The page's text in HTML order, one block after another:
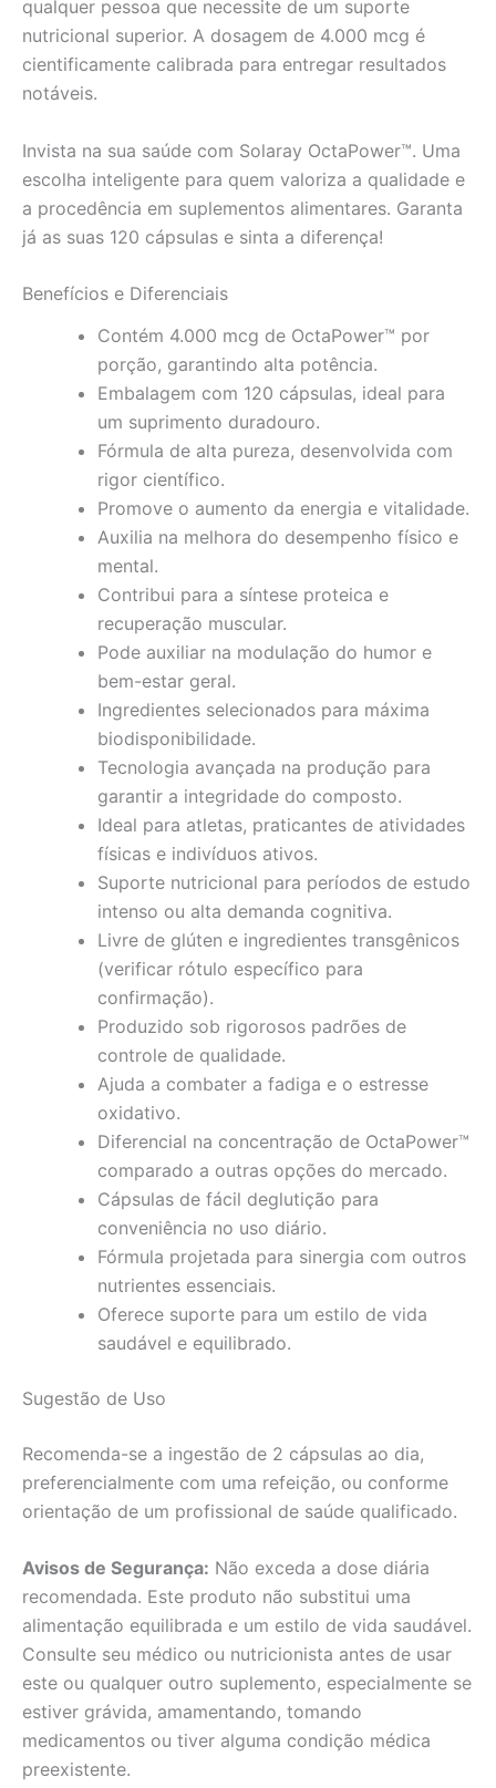
qualquer pessoa que necessite de um suporte
nutricional superior. A dosagem de 4.000 mcg é
cientificamente calibrada para entregar resultados
notáveis.
Invista na sua saúde com Solaray OctaPower™. Uma
escolha inteligente para quem valoriza a qualidade e
a procedência em suplementos alimentares. Garanta
já as suas 120 cápsulas e sinta a diferença!
Benefícios e Diferenciais
Contém 4.000 mcg de OctaPower™ por
porção, garantindo alta potência.
Embalagem com 120 cápsulas, ideal para
um suprimento duradouro.
Fórmula de alta pureza, desenvolvida com
rigor científico.
Promove o aumento da energia e vitalidade.
Auxilia na melhora do desempenho físico e
mental.
Contribui para a síntese proteica e
recuperação muscular.
Pode auxiliar na modulação do humor e
bem-estar geral.
Ingredientes selecionados para máxima
biodisponibilidade.
Tecnologia avançada na produção para
garantir a integridade do composto.
Ideal para atletas, praticantes de atividades
físicas e indivíduos ativos.
Suporte nutricional para períodos de estudo
intenso ou alta demanda cognitiva.
Livre de glúten e ingredientes transgênicos
(verificar rótulo específico para
confirmação).
Produzido sob rigorosos padrões de
controle de qualidade.
Ajuda a combater a fadiga e o estresse
oxidativo.
Diferencial na concentração de OctaPower™
comparado a outras opções do mercado.
Cápsulas de fácil deglutição para
conveniência no uso diário.
Fórmula projetada para sinergia com outros
nutrientes essenciais.
Oferece suporte para um estilo de vida
saudável e equilibrado.
Sugestão de Uso
Recomenda-se a ingestão de 2 cápsulas ao dia,
preferencialmente com uma refeição, ou conforme
orientação de um profissional de saúde qualificado.
Avisos de Segurança: Não exceda a dose diária
recomendada. Este produto não substitui uma
alimentação equilibrada e um estilo de vida saudável.
Consulte seu médico ou nutricionista antes de usar
este ou qualquer outro suplemento, especialmente se
estiver grávida, amamentando, tomando
medicamentos ou tiver alguma condição médica
preexistente.